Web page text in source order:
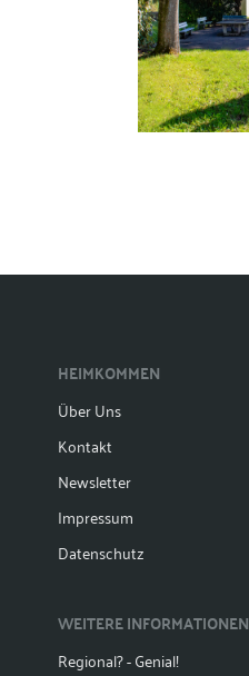
HEIMKOMMEN
Über Uns
Kontakt
Newsletter
Impressum
Datenschutz
WEITERE INFORMATIONEN
Regional? - Genial!